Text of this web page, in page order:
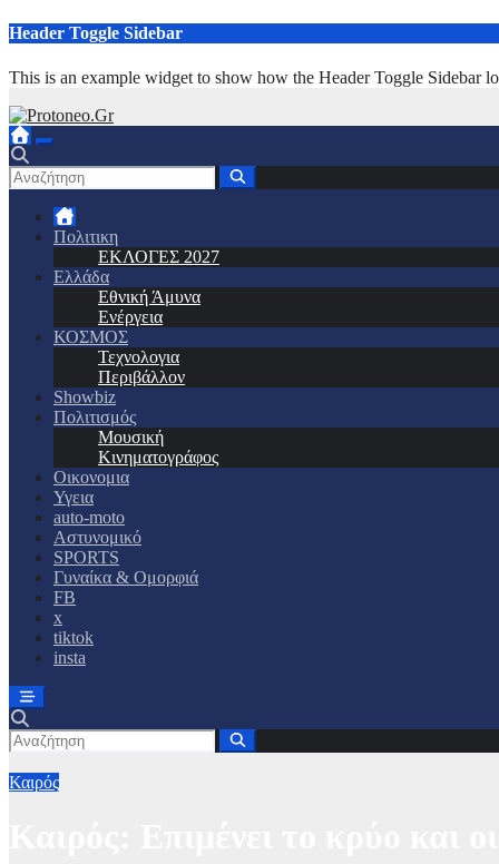
Μετάβαση
περιεχόμενο
Header Toggle Sidebar
This is an example widget to show how the Header Toggle Sidebar
Πολιτικη
ΕΚΛΟΓΕΣ 2027
Ελλάδα
Εθνική Άμυνα
Ενέργεια
ΚΟΣΜΟΣ
Τεχνολογια
Περιβάλλον
Showbiz
Πολιτισμός
Μουσική
Κινηματογράφος
Οικονομια
Υγεια
auto-moto
Αστυνομικό
SPORTS
Γυναίκα & Ομορφιά
FB
x
tiktok
insta
Καιρός